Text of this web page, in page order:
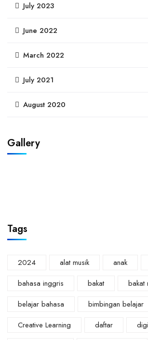
July 2023
June 2022
March 2022
July 2021
August 2020
Gallery
Tags
2024 alat musik anak
bahasa inggris
bakat
bakat
belajar bahasa
bimbingan belajar
Creative Learning
daftar